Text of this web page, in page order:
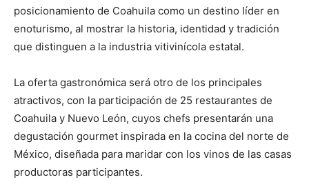
posicionamiento de Coahuila como un destino líder en
enoturismo, al mostrar la historia, identidad y tradición
que distinguen a la industria vitivinícola estatal.
La oferta gastronómica será otro de los principales
atractivos, con la participación de 25 restaurantes de
Coahuila y Nuevo León, cuyos chefs presentarán una
degustación gourmet inspirada en la cocina del norte de
México, diseñada para maridar con los vinos de las casas
productoras participantes.